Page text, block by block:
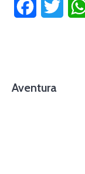
Facebook
Aventura